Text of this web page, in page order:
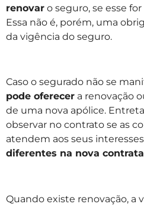
renovar o seguro, se esse
Essa não é, porém, uma
da vigência do seguro.
Caso o segurado não se
pode oferecer a renovação
de uma nova apólice.
observar no contrato se as
atendem aos seus
diferentes na nova
Quando existe renovação, a